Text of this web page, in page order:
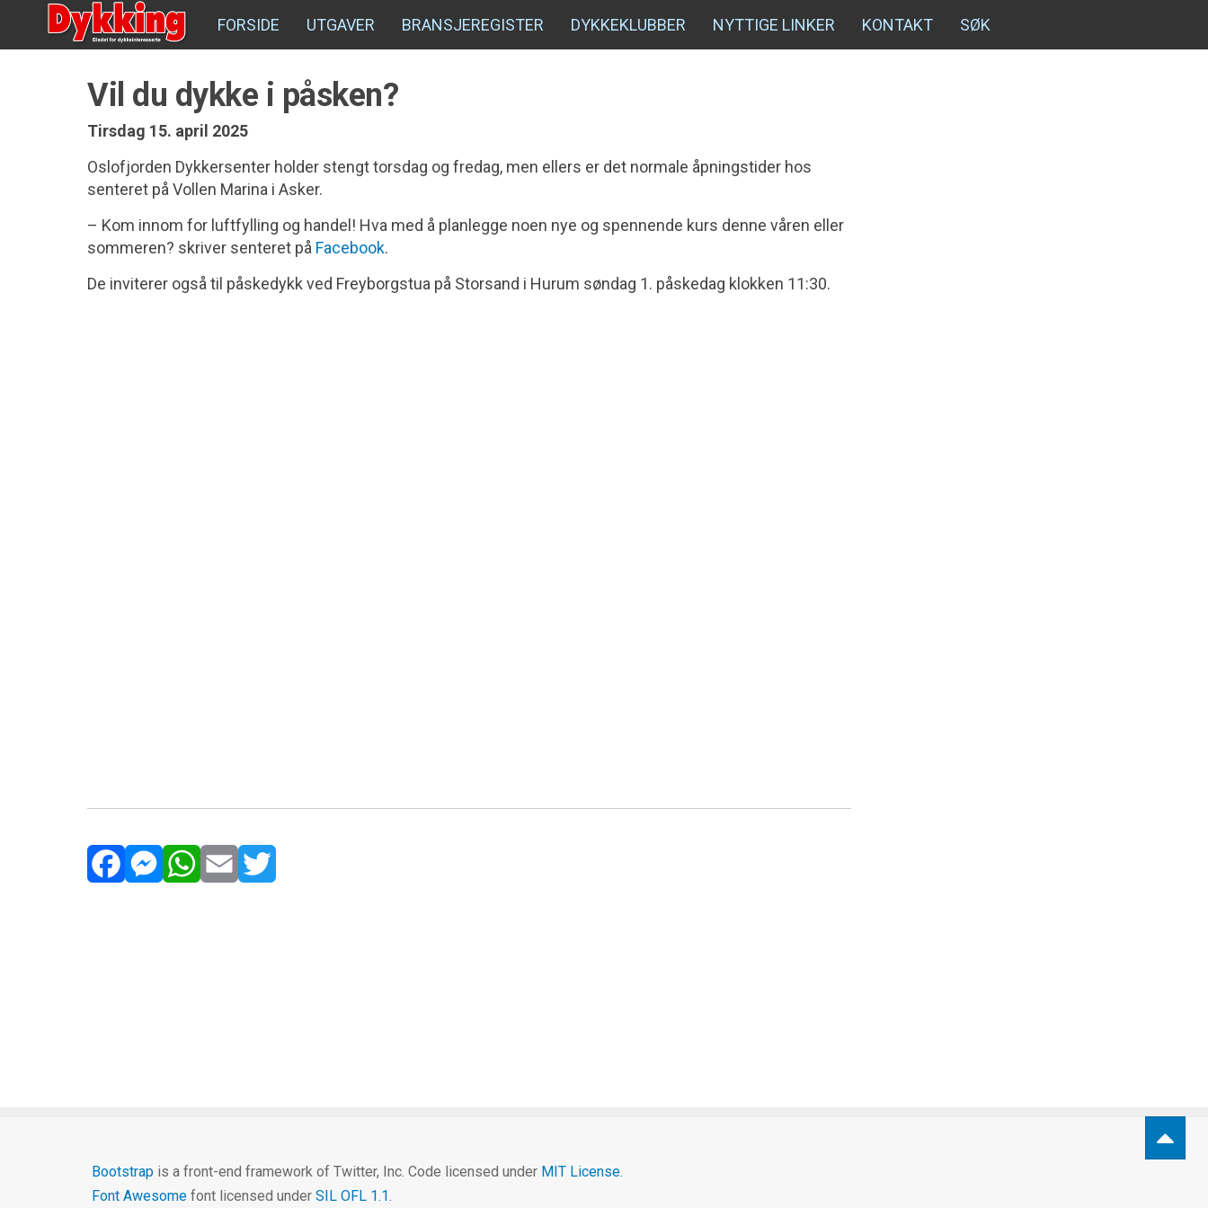
FORSIDE UTGAVER BRANSJEREGISTER DYKKEKLUBBER NYTTIGE LINKER KONTAKT SØK
Vil du dykke i påsken?
Tirsdag 15. april 2025
Oslofjorden Dykkersenter holder stengt torsdag og fredag, men ellers er det normale åpningstider hos
senteret på Vollen Marina i Asker.
– Kom innom for luftfylling og handel! Hva med å planlegge noen nye og spennende kurs denne våren eller
sommeren? skriver senteret på Facebook.
De inviterer også til påskedykk ved Freyborgstua på Storsand i Hurum søndag 1. påskedag klokken 11:30.
Bootstrap is a front-end framework of Twitter, Inc. Code licensed under MIT License.
Font Awesome font licensed under SIL OFL 1.1.